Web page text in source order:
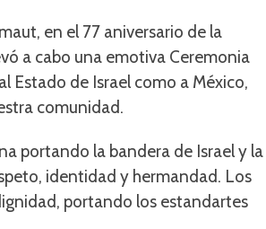
en el 77 aniversario de la
a cabo una emotiva Ceremonia
Estado de Israel como a México,
comunidad.
portando la bandera de Israel y la
identidad y hermandad. Los
portando los estandartes